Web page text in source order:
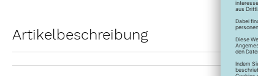
Artikelbeschreibung